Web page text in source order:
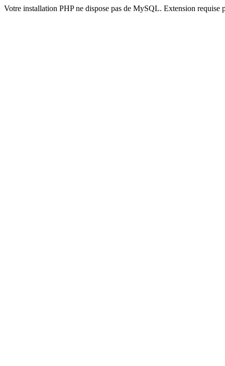
Votre installation PHP ne dispose pas de MySQL. Extension requise